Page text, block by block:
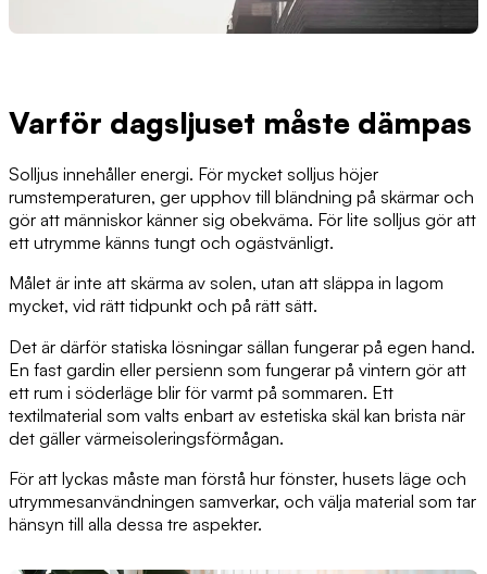
Varför dagsljuset måste dämpas
Solljus innehåller energi. För mycket solljus höjer
rumstemperaturen, ger upphov till bländning på skärmar och
gör att människor känner sig obekväma. För lite solljus gör att
ett utrymme känns tungt och ogästvänligt.
Målet är inte att skärma av solen, utan att släppa in lagom
mycket, vid rätt tidpunkt och på rätt sätt.
Det är därför statiska lösningar sällan fungerar på egen hand.
En fast gardin eller persienn som fungerar på vintern gör att
ett rum i söderläge blir för varmt på sommaren. Ett
textilmaterial som valts enbart av estetiska skäl kan brista när
det gäller värmeisoleringsförmågan.
För att lyckas måste man förstå hur fönster, husets läge och
utrymmesanvändningen samverkar, och välja material som tar
hänsyn till alla dessa tre aspekter.